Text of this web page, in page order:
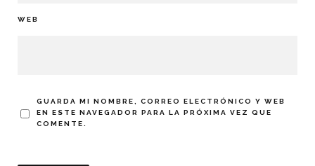
WEB
GUARDA MI NOMBRE, CORREO ELECTRÓNICO Y WEB
EN ESTE NAVEGADOR PARA LA PRÓXIMA VEZ QUE
COMENTE.